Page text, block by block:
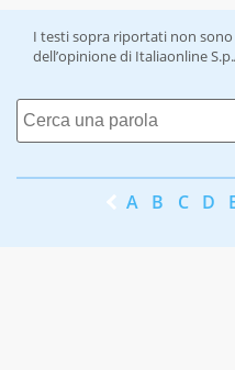
I testi sopra riportati non
dell’opinione di Italiaonline
A B C D